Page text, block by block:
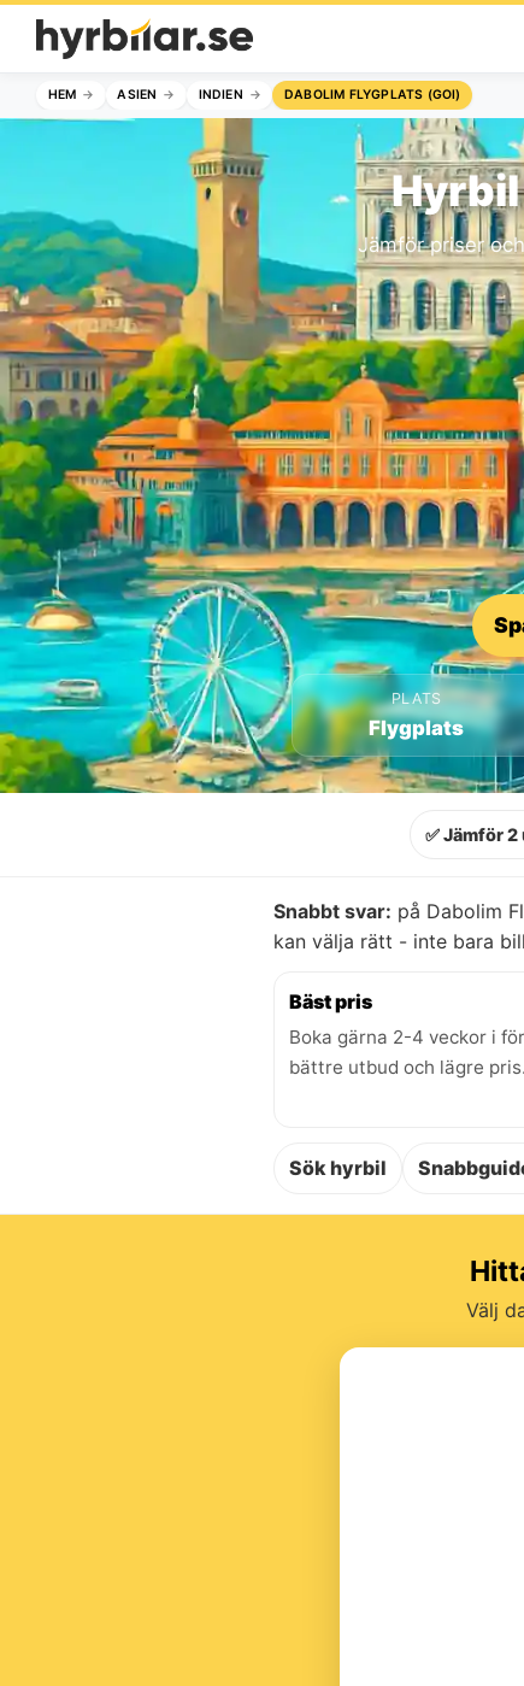
HEM ASIEN INDIEN DABOLIM FLYGPLATS (GOI)
Jämför priser
PLATS
Flygplats
✅ Jämför
Snabbt svar: på Dabolim
kan välja rätt - inte bara
Bäst pris
Boka gärna 2-4 veckor i
bättre utbud och lägre pris.
Sök hyrbil
Välj